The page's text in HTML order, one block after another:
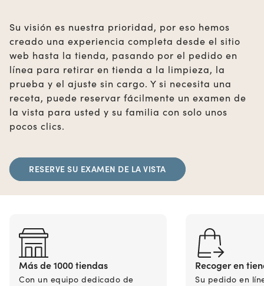
Su visión es nuestra prioridad, por eso hemos
creado una experiencia completa desde el sitio
web hasta la tienda, pasando por el pedido en
línea para retirar en tienda a la limpieza, la
prueba y el ajuste sin cargo. Y si necesita una
receta, puede reservar fácilmente un examen de
la vista para usted y su familia con solo unos
pocos clics.
RESERVE SU EXAMEN DE LA VISTA
Más de 1000 tiendas
Con un equipo dedicado de
Recoger en
Su pedido en